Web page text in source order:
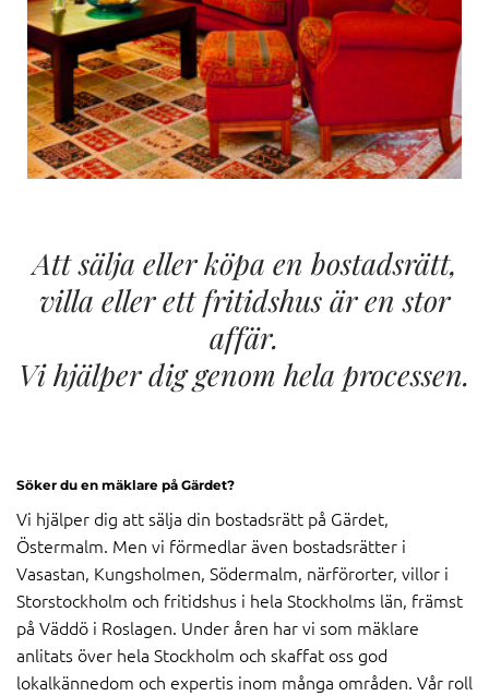
Att sälja eller köpa en bostadsrätt,
villa eller ett fritidshus är en stor
affär.
Vi hjälper dig genom hela processen.
Söker du en mäklare på Gärdet?
Vi hjälper dig att sälja din bostadsrätt på Gärdet,
Östermalm. Men vi förmedlar även bostadsrätter i
Vasastan, Kungsholmen, Södermalm, närförorter, villor i
Storstockholm och fritidshus i hela Stockholms län, främst
på Väddö i Roslagen. Under åren har vi som mäklare
anlitats över hela Stockholm och skaffat oss god
lokalkännedom och expertis inom många områden. Vår roll